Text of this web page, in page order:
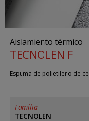
Aislamiento térmico
TECNOLEN F
Espuma de polietileno de
Família
TECNOLEN